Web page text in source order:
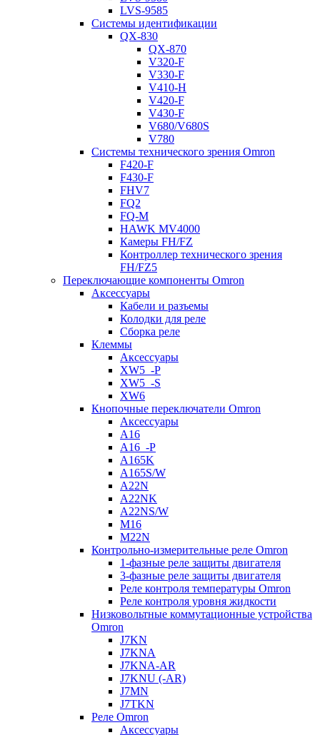
LVS-9585
Системы идентификации
QX-830
QX-870
V320-F
V330-F
V410-H
V420-F
V430-F
V680/V680S
V780
Системы технического зрения Omron
F420-F
F430-F
FHV7
FQ2
FQ-M
HAWK MV4000
Камеры FH/FZ
Контроллер технического зрения
FH/FZ5
Переключающие компоненты Omron
Аксессуары
Кабели и разъемы
Колодки для реле
Сборка реле
Клеммы
Аксессуары
XW5_-P
XW5_-S
XW6
Кнопочные переключатели Omron
Аксессуары
A16
A16_-P
A165K
A165S/W
A22N
A22NK
A22NS/W
M16
M22N
Контрольно-измерительные реле Omron
1-фазные реле защиты двигателя
3-фазные реле защиты двигателя
Реле контроля температуры Omron
Реле контроля уровня жидкости
Низковольтные коммутационные устройства
Omron
J7KN
J7KNA
J7KNA-AR
J7KNU (-AR)
J7MN
J7TKN
Реле Omron
Аксессуары